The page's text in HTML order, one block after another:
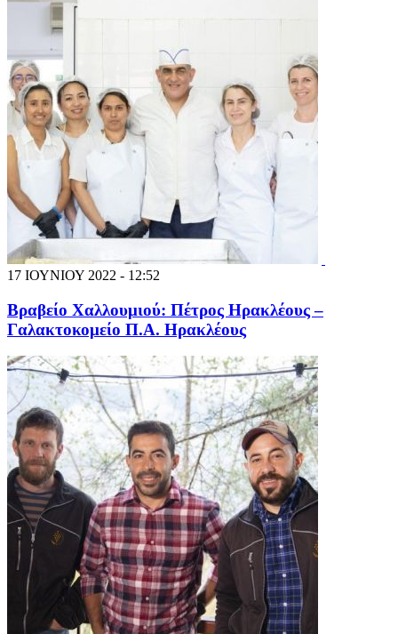
17 ΙΟΥΝΙΟΥ 2022 - 12:52
Βραβείο Χαλλουμιού: Πέτρος Ηρακλέους –
Γαλακτοκομείο Π.Α. Ηρακλέους